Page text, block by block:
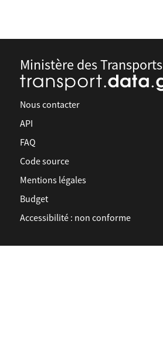
Ministère des Transports
Nous contacter
API
FAQ
Code source
Mentions légales
Budget
Accessibilité : non conforme